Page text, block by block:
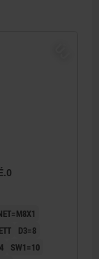
D3=8
SW1=10